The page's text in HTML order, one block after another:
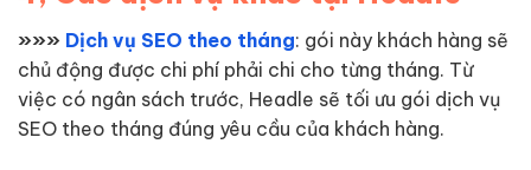
»»» Dịch vụ SEO theo tháng: gói này khách hàng sẽ
chủ động được chi phí phải chi cho từng tháng. Từ
việc có ngân sách trước, Headle sẽ tối ưu gói dịch vụ
SEO theo tháng đúng yêu cầu của khách hàng.